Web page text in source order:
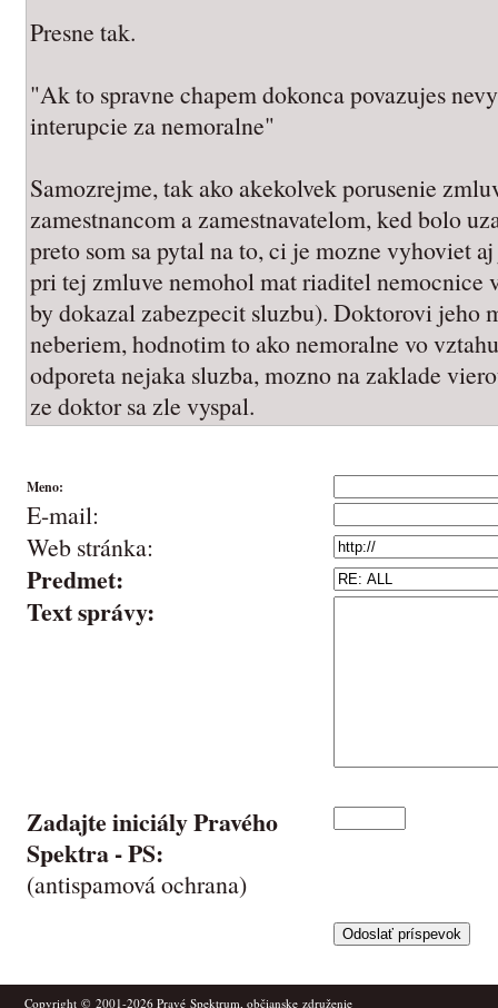
Presne tak.
"Ak to spravne chapem dokonca povazujes
interupcie za nemoralne"
Samozrejme, tak ako akekolvek porusenie
zamestnancom a zamestnavatelom, ked bolo
preto som sa pytal na to, ci je mozne vyhoviet
pri tej zmluve nemohol mat riaditel nemocnice
by dokazal zabezpecit sluzbu). Doktorovi jeho
neberiem, hodnotim to ako nemoralne vo
odporeta nejaka sluzba, mozno na zaklade
ze doktor sa zle vyspal.
Meno:
E-mail:
Web stránka:
Predmet:
Text správy:
Zadajte iniciály Pravého
Spektra -PS:
(antispamová ochrana)
Copyright © 2001-2026 Pravé Spektrum, občianske združenie